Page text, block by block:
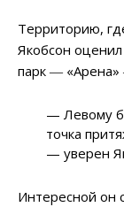
Территорию,
Якобсон
парк ― «Арена»
— Левому
точка
— уверен
Интересной он